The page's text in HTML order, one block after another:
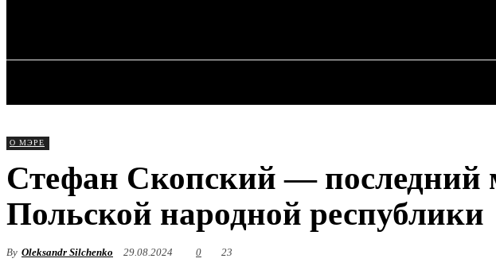
О МЭРЕ
Стефан Скопский — последний
Польской народной республики
By Oleksandr Silchenko 29.08.2024 0 23